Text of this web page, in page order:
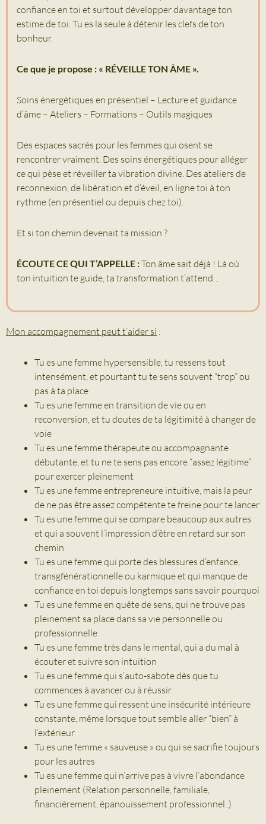
confiance en toi et surtout développer davantage ton
estime de toi. Tu es la seule à détenir les clefs de ton
bonheur.
Ce que je propose : « RÉVEILLE TON ÂME ».
Soins énergétiques en présentiel – Lecture et guidance
d’âme – Ateliers – Formations – Outils magiques
Des espaces sacrés pour les femmes qui osent se
rencontrer vraiment. Des soins énergétiques pour alléger
ce qui pèse et réveiller ta vibration divine. Des ateliers de
reconnexion, de libération et d’éveil, en ligne toi à ton
rythme (en présentiel ou depuis chez toi).
Et si ton chemin devenait ta mission ?
ÉCOUTE CE QUI T’APPELLE :Ton âme sait déjà ! Là où
ton intuition te guide, ta transformation t’attend…
Mon accompagnement peut t’aider si :
Tu es une femme hypersensible, tu ressens tout
intensément, et pourtant tu te sens souvent “trop” ou
pas à ta place
Tu es une femme en transition de vie ou en
reconversion, et tu doutes de ta légitimité à changer de
voie
Tu es une femme thérapeute ou accompagnante
débutante, et tu ne te sens pas encore “assez légitime”
pour exercer pleinement
Tu es une femme entrepreneure intuitive, mais la peur
de ne pas être assez compétente te freine pour te lancer
Tu es une femme qui se compare beaucoup aux autres
et qui a souvent l’impression d’être en retard sur son
chemin
Tu es une femme qui porte des blessures d’enfance,
transgfénérationnelle ou karmique et qui manque de
confiance en toi depuis longtemps sans savoir pourquoi
Tu es une femme en quête de sens, qui ne trouve pas
pleinement sa place dans sa vie personnelle ou
professionnelle
Tu es une femme très dans le mental, qui a du mal à
écouter et suivre son intuition
Tu es une femme qui s’auto-sabote dès que tu
commences à avancer ou à réussir
Tu es une femme qui ressent une insécurité intérieure
constante, même lorsque tout semble aller “bien” à
l’extérieur
Tu es une femme « sauveuse » ou qui se sacrifie toujours
pour les autres
Tu es une femme qui n’arrive pas à vivre l’abondance
pleinement (Relation personnelle, familiale,
financièrement, épanouissement professionnel..)